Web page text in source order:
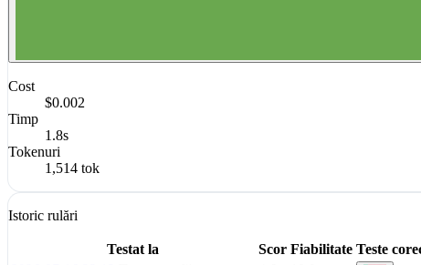
Cost
$0.002
Timp
1.8s
Tokenuri
1,514 tok
Istoric rulări
Testat la Scor Fiabilitate Teste